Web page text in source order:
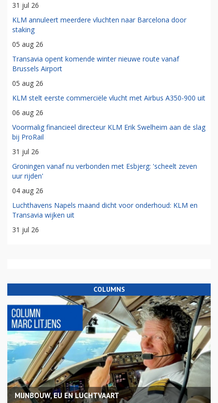
31 jul 26
KLM annuleert meerdere vluchten naar Barcelona door
staking
05 aug 26
Transavia opent komende winter nieuwe route vanaf
Brussels Airport
05 aug 26
KLM stelt eerste commerciële vlucht met Airbus A350-900 uit
06 aug 26
Voormalig financieel directeur KLM Erik Swelheim aan de slag
bij ProRail
31 jul 26
Groningen vanaf nu verbonden met Esbjerg: 'scheelt zeven
uur rijden'
04 aug 26
Luchthavens Napels maand dicht voor onderhoud: KLM en
Transavia wijken uit
31 jul 26
COLUMNS
MIJNBOUW, EU EN LUCHTVAART